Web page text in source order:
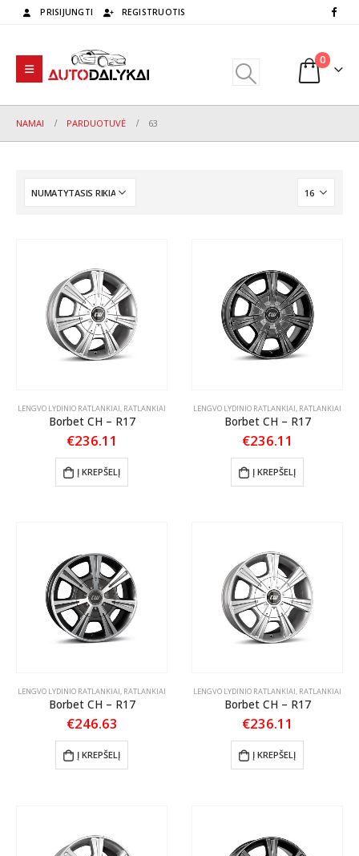
PRISIJUNGTI REGISTRUOTIS
0
NAMAI PARDUOTUVĖ 63
LENGVO LYDINIO RATLANKIAI, RATLANKIAI
Borbet CH – R17
€236.11
Į KREPŠELĮ
LENGVO LYDINIO RATLANKIAI, RATLANKIAI
Borbet CH – R17
€236.11
Į KREPŠELĮ
LENGVO LYDINIO RATLANKIAI, RATLANKIAI
Borbet CH – R17
€246.63
Į KREPŠELĮ
LENGVO LYDINIO RATLANKIAI, RATLANKIAI
Borbet CH – R17
€236.11
Į KREPŠELĮ